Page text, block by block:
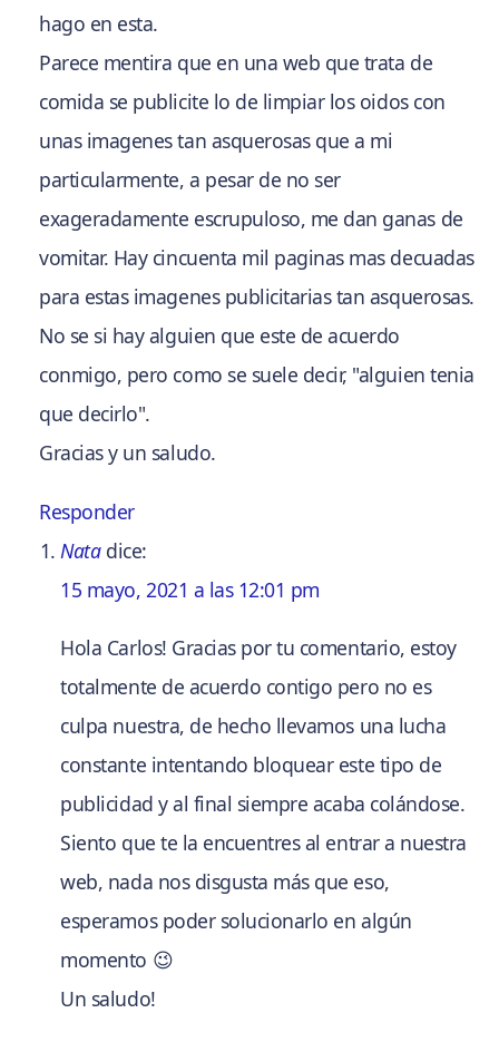
hago en esta.
Parece mentira que en una web que trata de
comida se publicite lo de limpiar los oidos con
unas imagenes tan asquerosas que a mi
particularmente, a pesar de no ser
exageradamente escrupuloso, me dan ganas de
vomitar. Hay cincuenta mil paginas mas decuadas
para estas imagenes publicitarias tan asquerosas.
No se si hay alguien que este de acuerdo
conmigo, pero como se suele decir, "alguien tenia
que decirlo".
Gracias y un saludo.
Responder
Nata dice:
15 mayo, 2021 a las 12:01 pm
Hola Carlos! Gracias por tu comentario, estoy
totalmente de acuerdo contigo pero no es
culpa nuestra, de hecho llevamos una lucha
constante intentando bloquear este tipo de
publicidad y al final siempre acaba colándose.
Siento que te la encuentres al entrar a nuestra
web, nada nos disgusta más que eso,
esperamos poder solucionarlo en algún
momento 😉
Un saludo!